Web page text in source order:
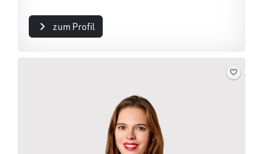
zum Profil